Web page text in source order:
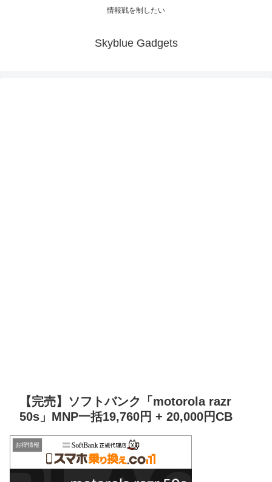
情報戦を制したい
Skyblue Gadgets
【完売】ソフトバンク「motorola razr
50s」MNP一括19,760円 + 20,000円CB
お得情報